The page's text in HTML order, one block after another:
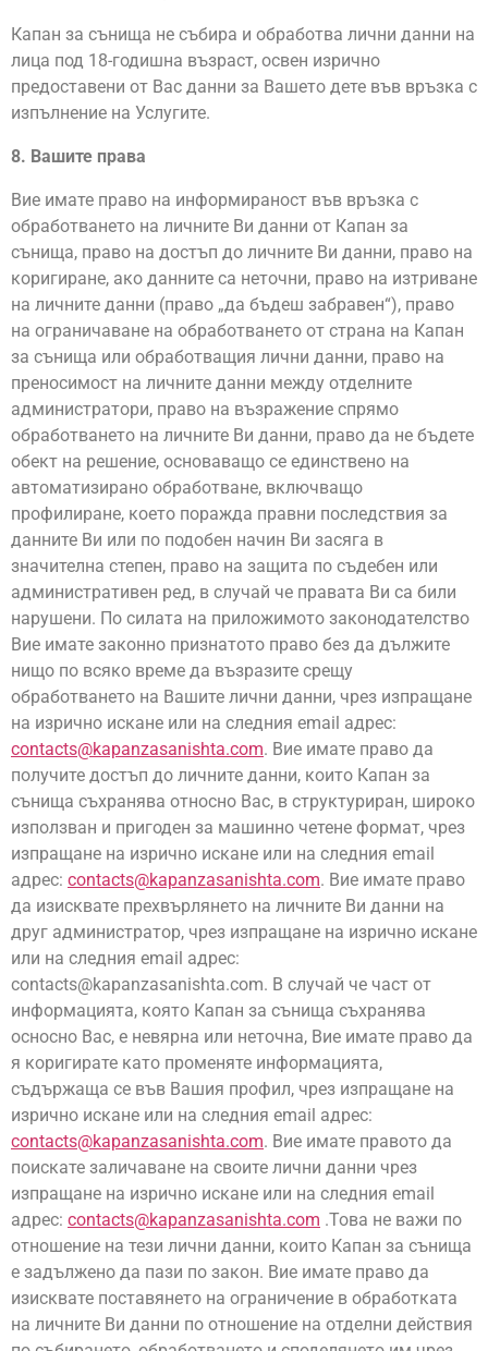
Капан за сънища не събира и обработва лични данни на
лица под 18-годишна възраст, освен изрично
предоставени от Вас данни за Вашето дете във връзка с
изпълнение на Услугите.
8. Вашите права
Вие имате право на информираност във връзка с
обработването на личните Ви данни от Капан за
сънища, право на достъп до личните Ви данни, право на
коригиране, ако данните са неточни, право на изтриване
на личните данни (право „да бъдеш забравен“), право
на ограничаване на обработването от страна на Капан
за сънища или обработващия лични данни, право на
преносимост на личните данни между отделните
администратори, право на възражение спрямо
обработването на личните Ви данни, право да не бъдете
обект на решение, основаващо се единствено на
автоматизирано обработване, включващо
профилиране, което поражда правни последствия за
данните Ви или по подобен начин Ви засяга в
значителна степен, право на защита по съдебен или
административен ред, в случай че правата Ви са били
нарушени. По силата на приложимото законодателство
Вие имате законно признатото право без да дължите
нищо по всяко време да възразите срещу
обработването на Вашите лични данни, чрез изпращане
на изрично искане или на следния email адрес:
contacts@kapanzasanishta.com. Вие имате право да
получите достъп до личните данни, които Капан за
сънища съхранява относно Вас, в структуриран, широко
използван и пригоден за машинно четене формат, чрез
изпращане на изрично искане или на следния email
адрес: contacts@kapanzasanishta.com. Вие имате право
да изисквате прехвърлянето на личните Ви данни на
друг администратор, чрез изпращане на изрично искане
или на следния email адрес:
contacts@kapanzasanishta.com. В случай че част от
информацията, която Капан за сънища съхранява
осносно Вас, е невярна или неточна, Вие имате право да
я коригирате като променяте информацията,
съдържаща се във Вашия профил, чрез изпращане на
изрично искане или на следния email адрес:
contacts@kapanzasanishta.com. Вие имате правото да
поискате заличаване на своите лични данни чрез
изпращане на изрично искане или на следния email
адрес: contacts@kapanzasanishta.com .Това не важи по
отношение на тези лични данни, които Капан за сънища
е задължено да пази по закон. Вие имате право да
изисквате поставянето на ограничение в обработката
на личните Ви данни по отношение на отделни действия